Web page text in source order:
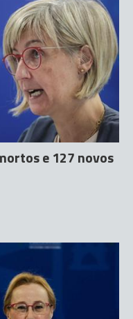
e 127 novos